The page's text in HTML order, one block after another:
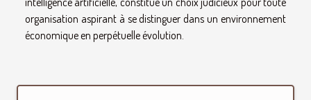
organisation aspirant à se distinguer dans un environnement
économique en perpétuelle évolution.